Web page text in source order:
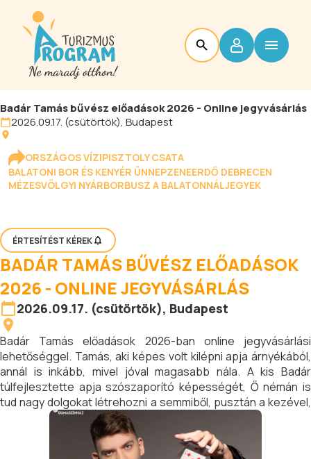
Badár Tamás bűvész előadások 2026 - Online jegyvásárlás
2026.09.17. (csütörtök), Budapest
ORSZÁGOS VÍZIPISZTOLY CSATA
BALATONI BOR ÉS KENYÉR ÜNNEPZENEERDŐ DEBRECEN
MÉZESVÖLGYI NYÁRBORBUSZ A BALATONNÁLJEGYEK
ÉRTESÍTÉST KÉREK
BADÁR TAMÁS BŰVÉSZ ELŐADÁSOK
2026 - ONLINE JEGYVÁSÁRLÁS
2026.09.17. (csütörtök), Budapest
Badár Tamás előadások 2026-ban online jegyvásárlási
lehetőséggel. Tamás, aki képes volt kilépni apja árnyékából,
annál is inkább, mivel jóval magasabb nála. A kis Badár
túlfejlesztette apja szószaporító képességét, Ő némán is
tud nagy dolgokat létrehozni a semmiből, pusztán a kezével,
mivel bűvész.